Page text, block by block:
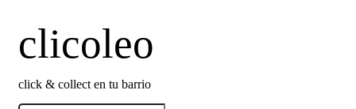
clicoleo
click & collect en tu barrio